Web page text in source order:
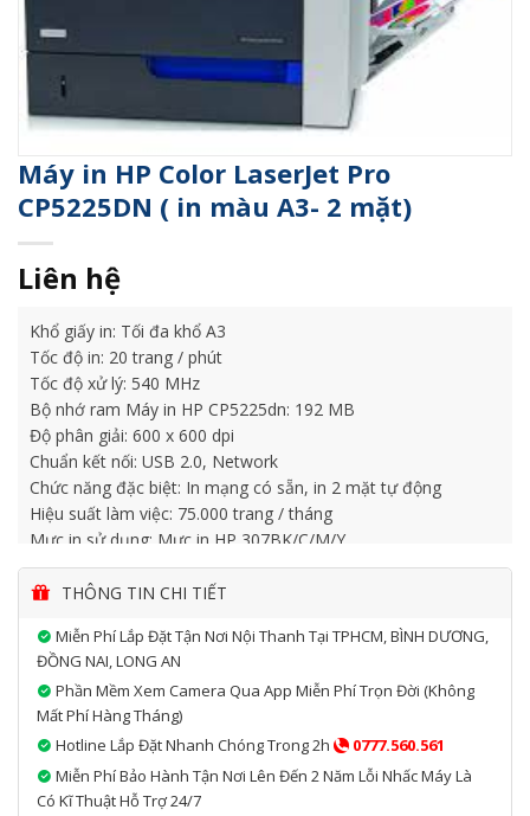
Máy in HP Color LaserJet Pro
CP5225DN ( in màu A3- 2 mặt)
Liên hệ
Khổ giấy in: Tối đa khổ A3
Tốc độ in: 20 trang / phút
Tốc độ xử lý: 540 MHz
Bộ nhớ ram Máy in HP CP5225dn: 192 MB
Độ phân giải: 600 x 600 dpi
Chuẩn kết nối: USB 2.0, Network
Chức năng đặc biệt: In mạng có sẵn, in 2 mặt tự động
Hiệu suất làm việc: 75.000 trang / tháng
Mực in sử dụng: Mực in HP 307BK/C/M/Y
THÔNG TIN CHI TIẾT
Miễn Phí Lắp Đặt Tận Nơi Nội Thanh Tại TPHCM, BÌNH DƯƠNG,
ĐỒNG NAI, LONG AN
Phần Mềm Xem Camera Qua App Miễn Phí Trọn Đời (không
Mất Phí Hàng Tháng)
Hotline Lắp Đặt Nhanh Chóng Trong 2h
0777.560.561
Miễn Phí Bảo Hành Tận Nơi Lên Đến 2 Năm Lỗi Nhấc Máy Là
Có Kĩ Thuật Hỗ Trợ 24/7